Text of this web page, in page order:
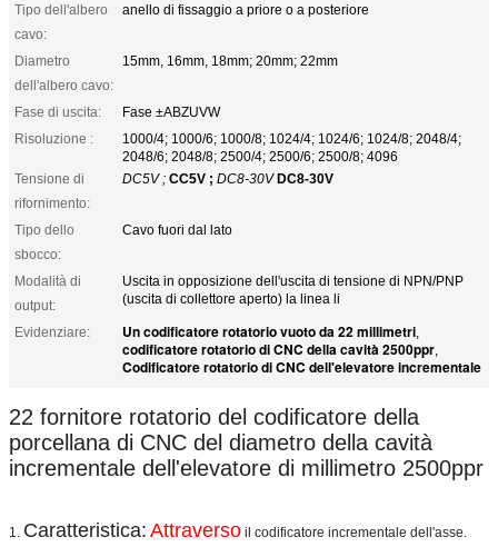
Tipo dell'albero
cavo:
anello di fissaggio a priore o a posteriore
Diametro
dell'albero cavo:
15mm, 16mm, 18mm; 20mm; 22mm
Fase di uscita:
Fase ±ABZUVW
Risoluzione :
1000/4; 1000/6; 1000/8; 1024/4; 1024/6; 1024/8; 2048/4;
2048/6; 2048/8; 2500/4; 2500/6; 2500/8; 4096
Tensione di
rifornimento:
DC5V ; CC5V ; DC8-30V DC8-30V
Tipo dello
sbocco:
Cavo fuori dal lato
Modalità di
output:
Uscita in opposizione dell'uscita di tensione di NPN/PNP
(uscita di collettore aperto) la linea li
Evidenziare: Un codificatore rotatorio vuoto da 22 millimetri,
codificatore rotatorio di CNC della cavità 2500ppr,
Codificatore rotatorio di CNC dell'elevatore incrementale
22 fornitore rotatorio del codificatore della
porcellana di CNC del diametro della cavità
incrementale dell'elevatore di millimetro 2500ppr
1. Caratteristica: Attraverso il codificatore incrementale dell'asse.